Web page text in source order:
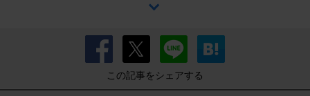
この記事をシェアする